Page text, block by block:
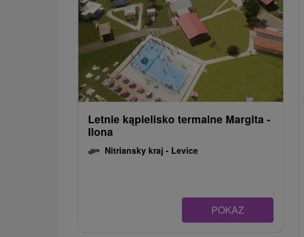
Letnie kąpielisko termalne Margita -
Ilona
Nitriansky kraj - Levice
POKAZ